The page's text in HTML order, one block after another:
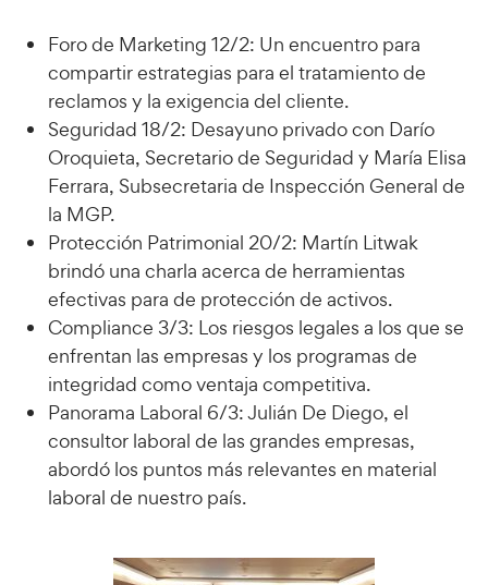
Foro de Marketing 12/2: Un encuentro para
compartir estrategias para el tratamiento de
reclamos y la exigencia del cliente.
Seguridad 18/2: Desayuno privado con Darío
Oroquieta, Secretario de Seguridad y María Elisa
Ferrara, Subsecretaria de Inspección General de
la MGP.
Protección Patrimonial 20/2: Martín Litwak
brindó una charla acerca de herramientas
efectivas para de protección de activos.
Compliance 3/3: Los riesgos legales a los que se
enfrentan las empresas y los programas de
integridad como ventaja competitiva.
Panorama Laboral 6/3: Julián De Diego, el
consultor laboral de las grandes empresas,
abordó los puntos más relevantes en material
laboral de nuestro país.